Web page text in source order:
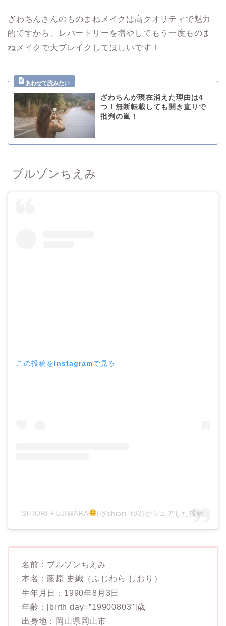
ざわちんさんのものまねメイクは高クオリティで魅力
的ですから、レパートリーを増やしてもう一度ものま
ねメイクで大ブレイクしてほしいです！
ざわちんが現在消えた理由は4
つ！無断転載しても開き直りで
批判の嵐！
ブルゾンちえみ
この投稿をInstagramで見る
SHIORI FUJIWARA (@shiori_f83)がシェアした投稿
名前：ブルゾンちえみ
本名：藤原 史織（ふじわら しおり）
生年月日：1990年8月3日
年齢：[birth day=”19900803″]歳
出身地：岡山県岡山市